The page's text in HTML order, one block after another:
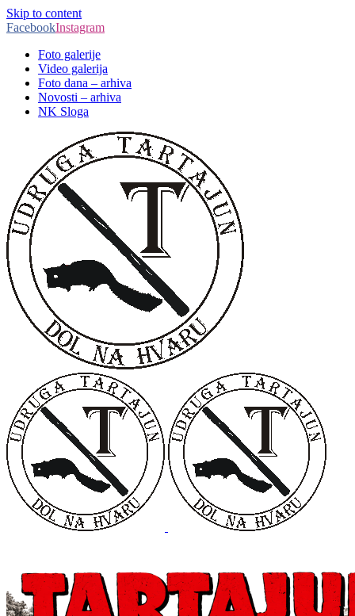
Skip to content
FacebookInstagram
Foto galerije
Video galerija
Foto dana – arhiva
Novosti – arhiva
NK Sloga